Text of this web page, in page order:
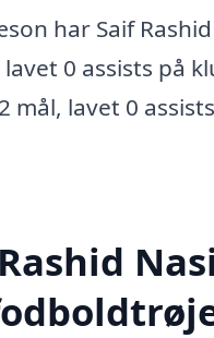
har Saif
0 assists på
mål, lavet 0